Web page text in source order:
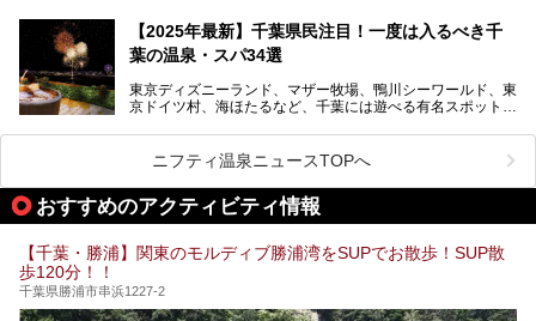
設備も天然温泉の露天風呂、サウナ、岩盤浴のほか、高濃度
炭酸泉、海の見えるお休み処や食事処、展望抜群の屋上ま
で、年代を問わずたっぷり楽しめます。
今回は人気のこの施設の中でも、特におススメしたい3つの
ポイントについて厳選してお届けします。読めばきっと、行
【2025年最新】千葉県民注目！一度は入るべき千
葉の温泉・スパ34選
東京ディズニーランド、マザー牧場、鴨川シーワールド、東
京ドイツ村、海ほたるなど、千葉には遊べる有名スポットが
県で生まれ、千葉県で育ち、つい最近まで千葉在住だった私
がお勧めする、一度は入るべき千葉の温泉・スパ34選をま
とめました。
ニフティ温泉ニュースTOPへ
おすすめのアクティビティ情報
【千葉・勝浦】関東のモルディブ勝浦湾をSUPでお散歩！SUP散
歩120分！！
千葉県勝浦市串浜1227-2